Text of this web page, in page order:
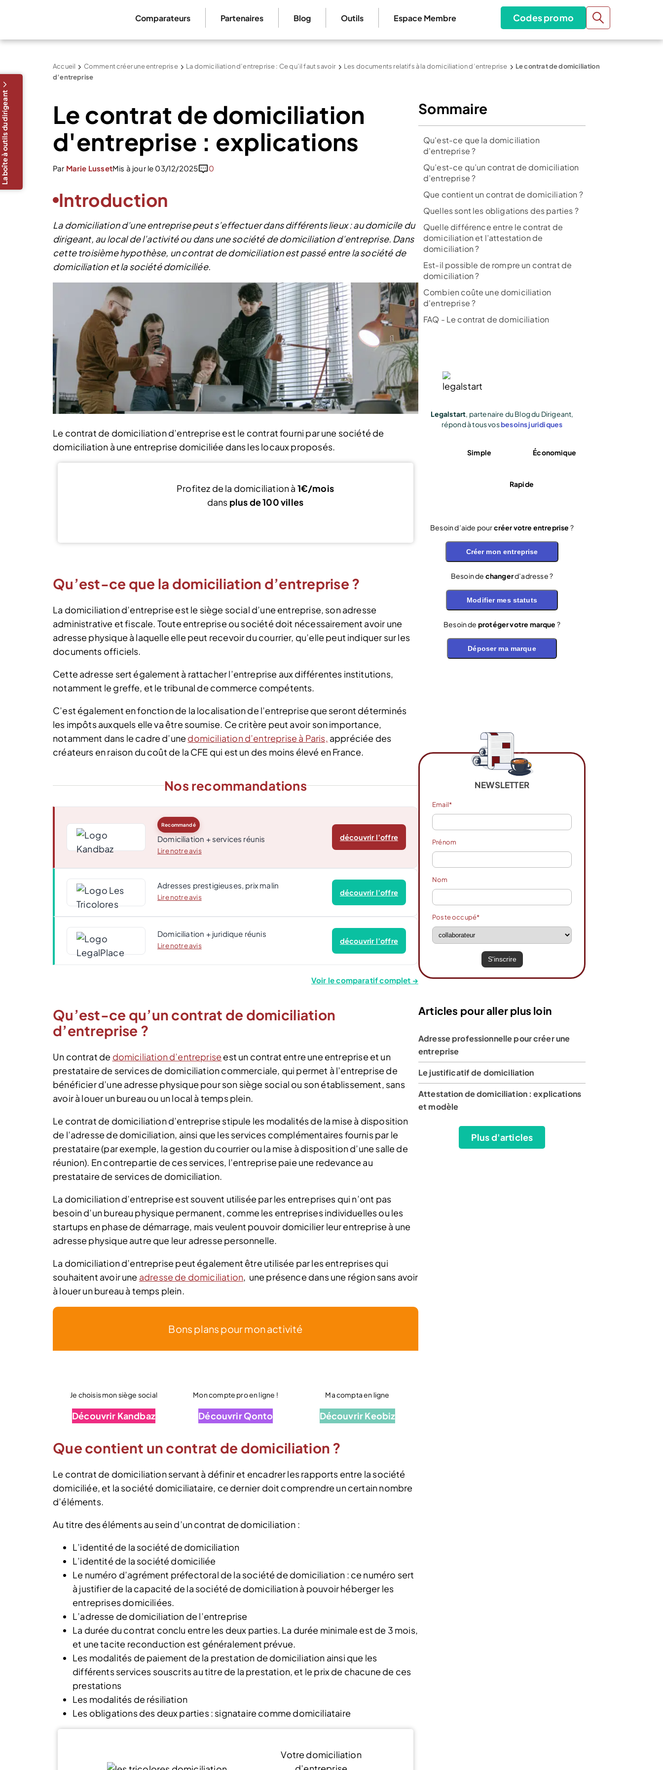
Comparateurs Partenaires Blog Outils Espace Membre Codes promo
Accueil Comment créer une entreprise La domiciliation d’entreprise : Ce qu’il faut savoir Les documents relatifs à la domiciliation d’entreprise
Le contrat de domiciliation
d’entreprise
Le contrat de domiciliation
d'entreprise : explications
Par Marie LussetMis à jour le 03/12/2025 0
Introduction
La domiciliation d’une entreprise peut s’effectuer dans différents lieux : au domicile du
dirigeant, au local de l’activité ou dans une société de domiciliation d’entreprise. Dans
cette troisième hypothèse, un contrat de domiciliation est passé entre la société de
domiciliation et la société domiciliée.
La boîte à outils du dirigeant
Le contrat de domiciliation d’entreprise est le contrat fourni par une société de
domiciliation à une entreprise domiciliée dans les locaux proposés.
Profitez de la domiciliation à 1€/mois
dans plus de 100 villes
Qu’est-ce que la domiciliation d’entreprise ?
La domiciliation d’entreprise est le siège social d’une entreprise, son adresse
administrative et fiscale. Toute entreprise ou société doit nécessairement avoir une
adresse physique à laquelle elle peut recevoir du courrier, qu’elle peut indiquer sur les
documents officiels.
Cette adresse sert également à rattacher l’entreprise aux différentes institutions,
notamment le greffe, et le tribunal de commerce compétents.
C’est également en fonction de la localisation de l’entreprise que seront déterminés
les impôts auxquels elle va être soumise. Ce critère peut avoir son importance,
notamment dans le cadre d’une domiciliation d’entreprise à Paris, appréciée des
créateurs en raison du coût de la CFE qui est un des moins élevé en France.
Nos recommandations
Recommandé
Domiciliation + services réunis
Lire notre avis
découvrir l’offre
Adresses prestigieuses, prix malin
Lire notre avis
découvrir l’offre
Domiciliation + juridique réunis
Lire notre avis
découvrir l’offre
Voir le comparatif complet →
Qu’est-ce qu’un contrat de domiciliation
d’entreprise ?
Un contrat de domiciliation d’entreprise est un contrat entre une entreprise et un
prestataire de services de domiciliation commerciale, qui permet à l’entreprise de
bénéficier d’une adresse physique pour son siège social ou son établissement, sans
avoir à louer un bureau ou un local à temps plein.
Le contrat de domiciliation d’entreprise stipule les modalités de la mise à disposition
de l’adresse de domiciliation, ainsi que les services complémentaires fournis par le
prestataire (par exemple, la gestion du courrier ou la mise à disposition d’une salle de
réunion). En contrepartie de ces services, l’entreprise paie une redevance au
prestataire de services de domiciliation.
La domiciliation d’entreprise est souvent utilisée par les entreprises qui n’ont pas
besoin d’un bureau physique permanent, comme les entreprises individuelles ou les
startups en phase de démarrage, mais veulent pouvoir domicilier leur entreprise à une
adresse physique autre que leur adresse personnelle.
La domiciliation d’entreprise peut également être utilisée par les entreprises qui
souhaitent avoir une adresse de domiciliation, une présence dans une région sans avoir
à louer un bureau à temps plein.
Bons plans pour mon activité
Je choisis mon siège social
Découvrir Kandbaz
Mon compte pro en ligne !
Découvrir Qonto
Ma compta en ligne
Découvrir Keobiz
Que contient un contrat de domiciliation ?
Le contrat de domiciliation servant à définir et encadrer les rapports entre la société
domiciliée, et la société domiciliataire, ce dernier doit comprendre un certain nombre
d’éléments.
Au titre des éléments au sein d’un contrat de domiciliation :
L’identité de la société de domiciliation
L’identité de la société domiciliée
Le numéro d’agrément préfectoral de la société de domiciliation : ce numéro sert
à justifier de la capacité de la société de domiciliation à pouvoir héberger les
entreprises domiciliées.
L’adresse de domiciliation de l’entreprise
La durée du contrat conclu entre les deux parties. La durée minimale est de 3 mois,
et une tacite reconduction est généralement prévue.
Les modalités de paiement de la prestation de domiciliation ainsi que les
différents services souscrits au titre de la prestation, et le prix de chacune de ces
prestations
Les modalités de résiliation
Les obligations des deux parties : signataire comme domiciliataire
Votre domiciliation
Sommaire
Qu'est-ce que la domiciliation
d'entreprise ?
Qu’est-ce qu’un contrat de domiciliation
d’entreprise ?
Que contient un contrat de domiciliation ?
Quelles sont les obligations des parties ?
Quelle différence entre le contrat de
domiciliation et l’attestation de
domiciliation ?
Est-il possible de rompre un contrat de
domiciliation ?
Combien coûte une domiciliation
d'entreprise ?
FAQ - Le contrat de domiciliation
Legalstart, partenaire du Blog du Dirigeant,
répond à tous vosbesoins juridiques
Simple Économique
Rapide
Besoin d’aide pourcréer votre entreprise ?
Créer mon entreprise
Besoin de changerd’adresse ?
Modifier mes statuts
Besoin de protéger votre marque ?
Déposer ma marque
NEWSLETTER
Email*
Prénom
Nom
Poste occupé*
Articles pour aller plus loin
Adresse professionnelle pour créer une
entreprise
Le justificatif de domiciliation
Attestation de domiciliation : explications
et modèle
Plus d'articles